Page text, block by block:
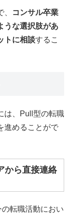
コンサル卒業
うな選択肢があ
トに相談するこ
は、Pull型の転職
進めることがで
から直接連絡
の転職活動におい